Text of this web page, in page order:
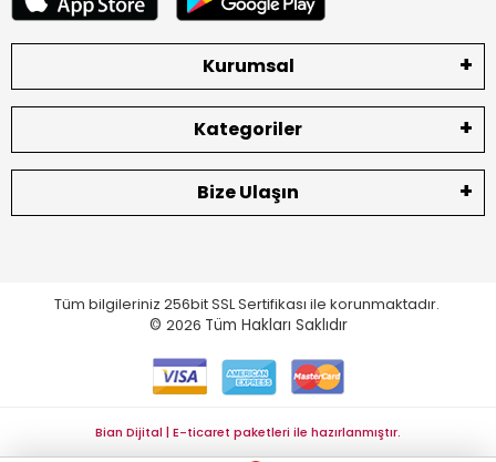
Kurumsal
Kategoriler
Bize Ulaşın
Tüm bilgileriniz 256bit SSL Sertifikası ile korunmaktadır.
© 2026 Tüm Hakları Saklıdır
Bian Dijital | E-ticaret paketleri ile hazırlanmıştır.